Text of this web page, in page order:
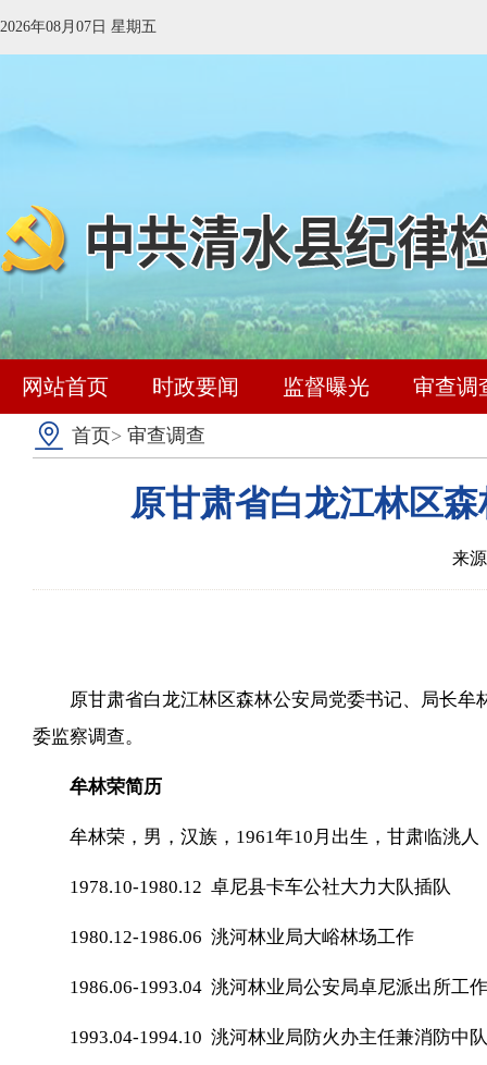
2026年08月07日 星期五
网站首页 时政要闻 监督曝光 审查调
首页> 审查调查
原甘肃省白龙江林区
来
原甘肃省白龙江林区森林公安局党委书记、局长
委监察调查。
牟林荣简历
牟林荣，男，汉族，1961年10月出生，甘肃临洮
1978.10-1980.12 卓尼县卡车公社大力大队插队
1980.12-1986.06 洮河林业局大峪林场工作
1986.06-1993.04 洮河林业局公安局卓尼派出所工作
1993.04-1994.10 洮河林业局防火办主任兼消防中